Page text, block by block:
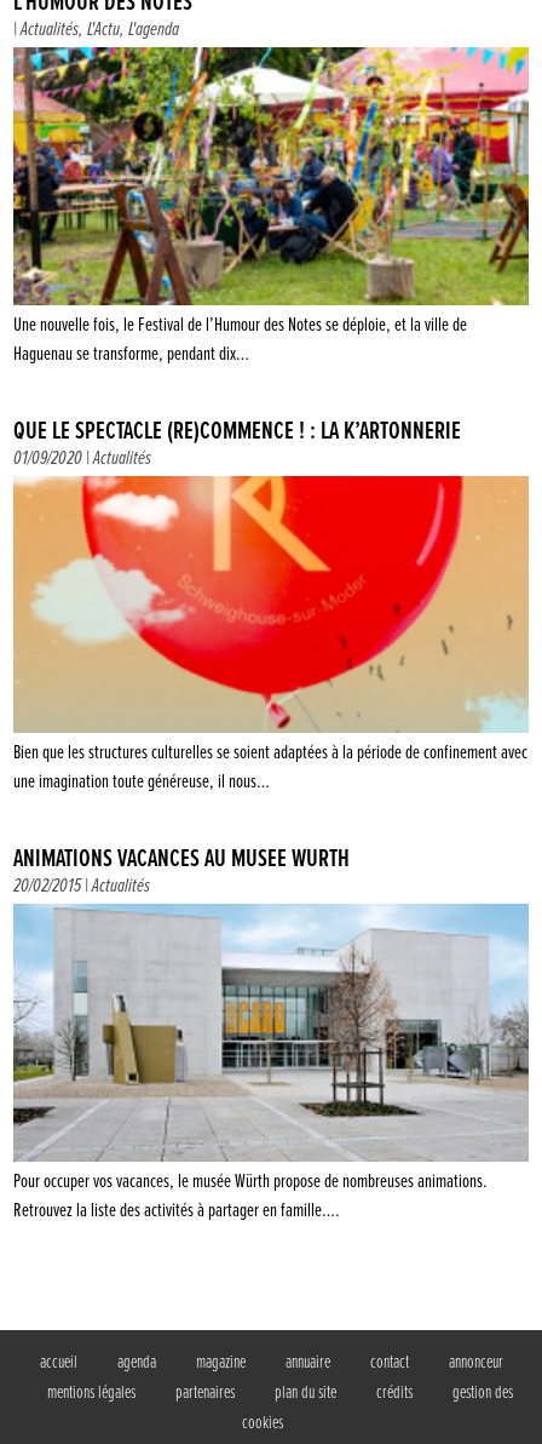
|Actualités,L'Actu,L'agenda
Une nouvelle fois, le Festival de l’Humour des Notes se déploie, et la ville de
Haguenau se transforme, pendant dix…
QUE LE SPECTACLE (RE)COMMENCE ! : LA K’ARTONNERIE
01/09/2020 |Actualités
Bien que les structures culturelles se soient adaptées à la période de confinement avec
une imagination toute généreuse, il nous…
ANIMATIONS VACANCES AU MUSÉE WÜRTH
20/02/2015 |Actualités
Pour occuper vos vacances, le musée Würth propose de nombreuses animations.
Retrouvez la liste des activités à partager en famille….
accueil agenda magazine annuaire contact
annonceur
mentions légales
partenaires plan du site crédits
gestion des
cookies